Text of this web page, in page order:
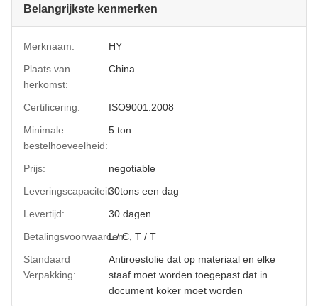
Belangrijkste kenmerken
Merknaam:
HY
Plaats van
herkomst:
China
Certificering:
ISO9001:2008
Minimale
bestelhoeveelheid:
5 ton
Prijs:
negotiable
Leveringscapaciteit:30tons een dag
Levertijd:
30 dagen
Betalingsvoorwaarden:L / C, T / T
Standaard
Verpakking:
Antiroestolie dat op materiaal en elke
staaf moet worden toegepast dat in
document koker moet worden